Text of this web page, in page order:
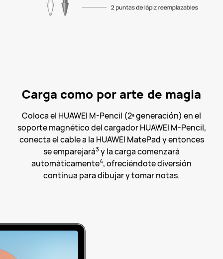
Carga como por arte de magia
Coloca el HUAWEI M-Pencil (2ª generación) en el
soporte magnético del cargador HUAWEI M-Pencil,
conecta el cable a la HUAWEI MatePad y entonces
se emparejará3 y la carga comenzará
automáticamente4, ofreciéndote diversión
continua para dibujar y tomar notas.